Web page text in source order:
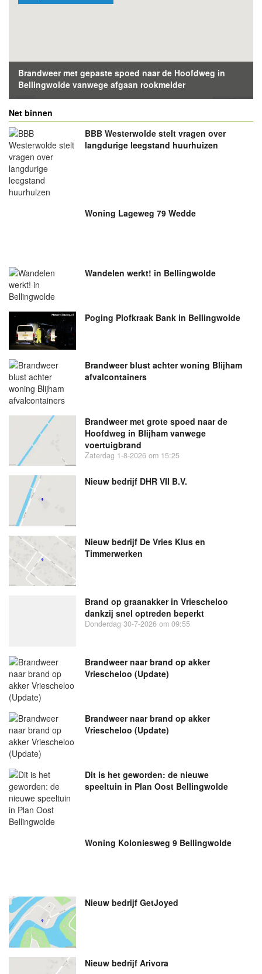
Brandweer met gepaste spoed naar de Hoofdweg in
Bellingwolde vanwege afgaan rookmelder
Net binnen
BBB Westerwolde stelt vragen over
langdurige leegstand huurhuizen
Woning Lageweg 79 Wedde
Wandelen werkt! in Bellingwolde
Poging Plofkraak Bank in Bellingwolde
Brandweer blust achter woning Blijham
afvalcontainers
Brandweer met grote spoed naar de
Hoofdweg in Blijham vanwege
voertuigbrand
Zaterdag 1-8-2026 om 15:25
Nieuw bedrijf DHR VII B.V.
Nieuw bedrijf De Vries Klus en
Timmerwerken
Brand op graanakker in Vriescheloo
dankzij snel optreden beperkt
Donderdag 30-7-2026 om 09:55
Brandweer naar brand op akker
Vriescheloo (Update)
Brandweer naar brand op akker
Vriescheloo (Update)
Dit is het geworden: de nieuwe
speeltuin in Plan Oost Bellingwolde
Woning Koloniesweg 9 Bellingwolde
Nieuw bedrijf GetJoyed
Nieuw bedrijf Arivora